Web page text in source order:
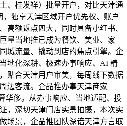
、桂发祥）批量开户，对比天津通
，独享天津区域开户优先权、账户
高额返点四大，同时具备小红书、
量当地推已成为餐饮、美业、家
城流量、撬动到店的焦点引擎。企
地化深耕、极速办事响应、AI 精
贴合天津用户审美，每周线下数据
边客流。企品推办事天津商家
华侈。从办事响应、当地适配、投
，深切天津门店实景拍摄，本次实
场景，企品推团队深谙天津方言取